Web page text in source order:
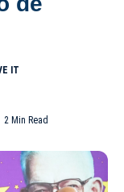
2 Min Read